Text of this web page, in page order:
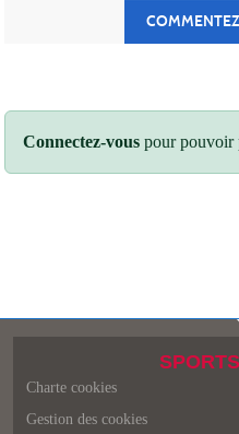
Connectez-vous pour pouvoir
SPORTS
Charte cookies
Gestion des cookies